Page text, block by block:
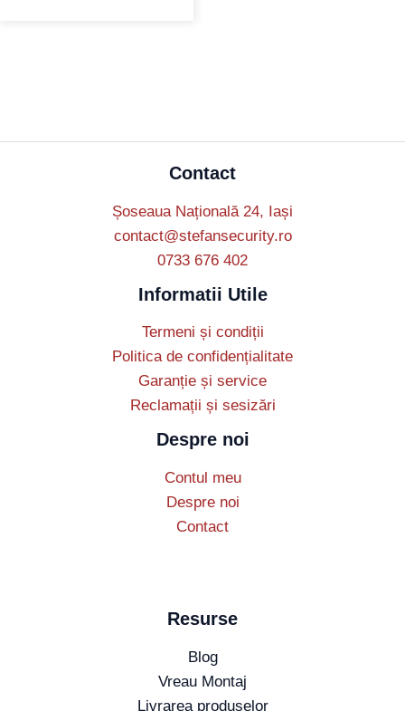
Contact
Șoseaua Națională 24, Iași
contact@stefansecurity.ro
0733 676 402
Informatii Utile
Termeni și condiții
Politica de confidențialitate
Garanție și service
Reclamații și sesizări
Despre noi
Contul meu
Despre noi
Contact
Resurse
Blog
Vreau Montaj
Livrarea produselor